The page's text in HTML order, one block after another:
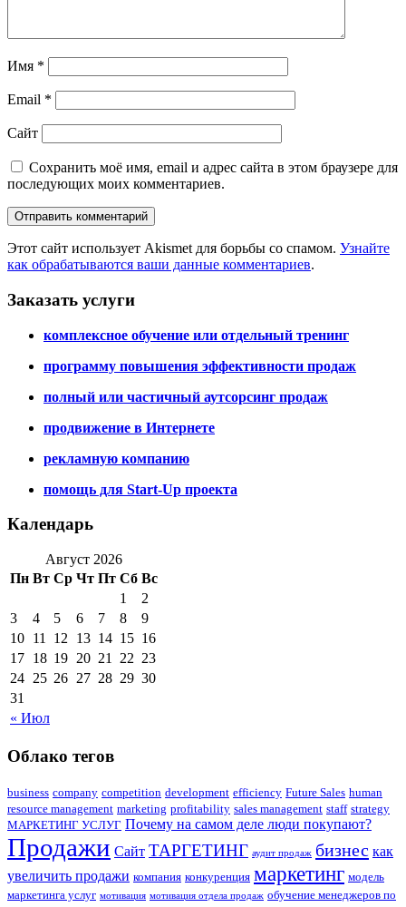
Имя *
Email *
Сайт
Сохранить моё имя, email и адрес сайта в этом браузере для
последующих моих комментариев.
Этот сайт использует Akismet для борьбы со спамом. Узнайте
как обрабатываются ваши данные комментариев.
Заказать услуги
комплексное обучение или отдельный тренинг
программу повышения эффективности продаж
полный или частичный аутсорсинг продаж
продвижение в Интернете
рекламную компанию
помощь для Start-Up проекта
Календарь
Август 2026
Пн Вт Ср Чт Пт Сб Вс
« Июл
1
2
3
4 5 6 7 8
9
10 11 12 13 14 15 16
17 18 19 20 21 22 23
24 25 26 27 28 29 30
31
Облако тегов
business company competition development efficiency Future Sales human
resource management marketing profitability sales management staff strategy
МАРКЕТИНГ УСЛУГ Почему на самом деле люди покупают?
Продажи Сайт ТАРГЕТИНГ аудит продаж бизнес как
увеличить продажи компания конкуренция маркетинг модель
маркетинга услуг мотивация мотивация отдела продаж обучение менеджеров по